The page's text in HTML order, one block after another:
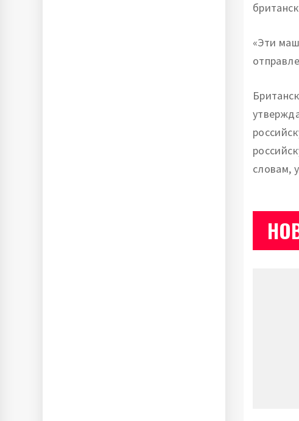
«Эти
словам,